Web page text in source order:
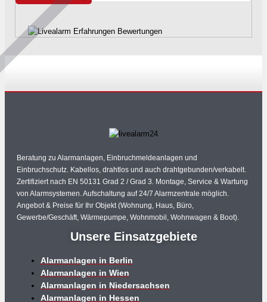
Beratung zu Alarmanlagen, Einbruchmeldeanlagen und
Einbruchschutz. Kabellos, drahtlos und auch drahtgebunden/verkabelt.
Zertifiziert nach EN 50131 Grad 2 / Grad 3. Montage, Service & Wartung
von Alarmsystemen. Aufschaltung auf 24/7 Alarmzentrale möglich.
Angebot & Preise für Ihr Objekt (Wohnung, Haus, Büro,
Gewerbe/Geschäft, Wärmepumpe, Wohnmobil, Wohnwagen & Boot).
Unsere Einsatzgebiete
Alarmanlagen in Berlin
Alarmanlagen in Wien
Alarmanlagen in Niedersachsen
Alarmanlagen in Hessen